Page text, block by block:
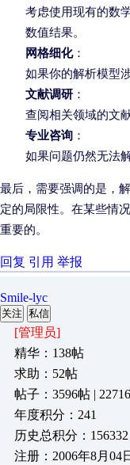
考虑使用现有的数
数值结果。
网格细化：
如果你的解析模型
文献调研 ：
查阅相关领域的文
专业咨询 ：
如果问题仍然无法
最后，需要强调的是，
定的局限性。在某些情
重要的。
回复 引用 举报
Smile-lyc
关注 私信
[管理员]
精华：138帖
求助：52帖
帖子：3596帖 |
年度积分：241
历史总积分：156332
注册：2006年8月04